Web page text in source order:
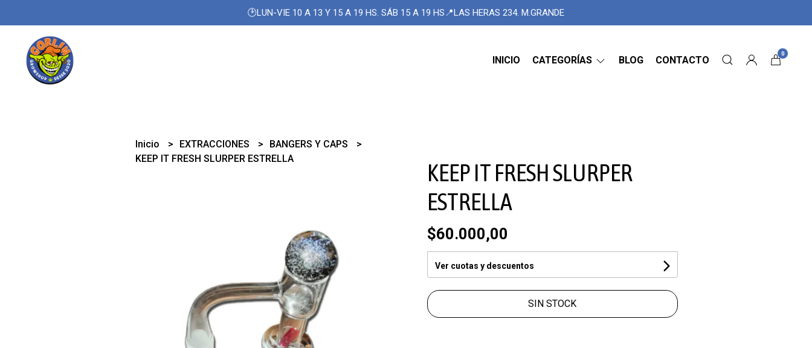
🕑LUN-VIE 10 A 13 Y 15 A 19 HS. SÁB 15 A 19 HS📍LAS HERAS 234. M.GRANDE
INICIO CATEGORÍAS BLOG CONTACTO
0
Inicio EXTRACCIONES
BANGERS Y CAPS
KEEP IT FRESH SLURPER ESTRELLA
KEEP IT FRESH SLURPER
ESTRELLA
$60.000,00
Ver cuotas y descuentos
SIN STOCK